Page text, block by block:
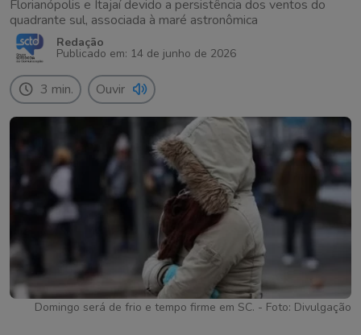
Florianópolis e Itajaí devido a persistência dos ventos do
quadrante sul, associada à maré astronômica
Redação
Publicado em: 14 de junho de 2026
3 min. Ouvir
Domingo será de frio e tempo firme em SC. - Foto: Divulgação